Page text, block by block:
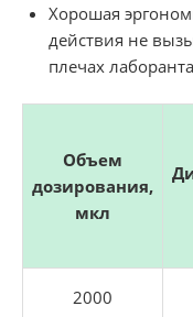
Хорошая
действия не
плечах
Объем
дозирования,
мкл
2000